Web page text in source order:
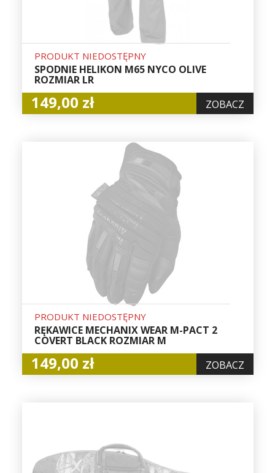
PRODUKT NIEDOSTĘPNY
SPODNIE HELIKON M65 NYCO OLIVE
ROZMIAR LR
149,00 zł ZOBACZ
PRODUKT NIEDOSTĘPNY
RĘKAWICE MECHANIX WEAR M-PACT 2
COVERT BLACK ROZMIAR M
149,00 zł ZOBACZ